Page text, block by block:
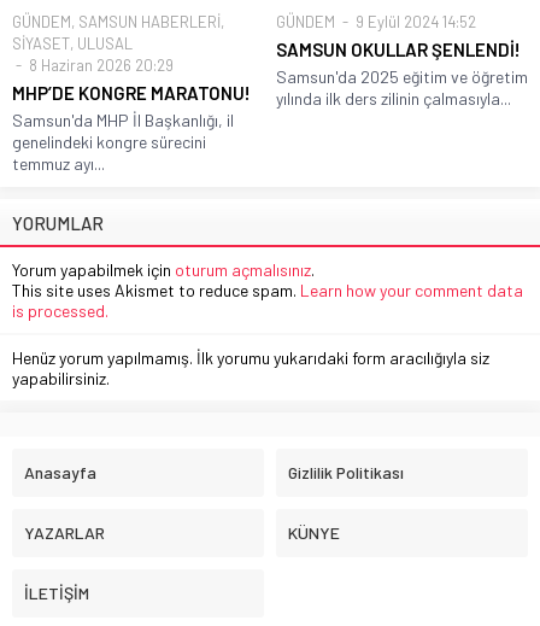
GÜNDEM, SAMSUN HABERLERİ,
SİYASET, ULUSAL
8 Haziran 2026 20:29
MHP’DE KONGRE MARATONU!
Samsun'da MHP İl Başkanlığı, il
genelindeki kongre sürecini
temmuz ayı...
GÜNDEM 9 Eylül 2024 14:52
SAMSUN OKULLAR ŞENLENDİ!
Samsun'da 2025 eğitim ve öğretim
yılında ilk ders zilinin çalmasıyla...
YORUMLAR
Yorum yapabilmek için oturum açmalısınız.
This site uses Akismet to reduce spam. Learn how your comment data
is processed.
Henüz yorum yapılmamış. İlk yorumu yukarıdaki form aracılığıyla siz
yapabilirsiniz.
Anasayfa Gizlilik Politikası
YAZARLAR KÜNYE
İLETİŞİM